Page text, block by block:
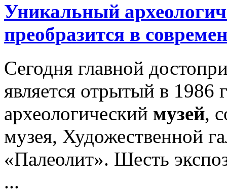
Уникальный
преобразится в
Сегодня главной
является отрытый в 1986
археологический музей,
музея, Художественной
«Палеолит». Шесть
...